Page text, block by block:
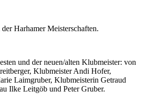
Harhamer Meisterschaften.
und der neuen/alten Klubmeister: von
Klubmeister Andi Hofer,
Laimgruber, Klubmeisterin Getraud
Ilke Leitgöb und Peter Gruber.